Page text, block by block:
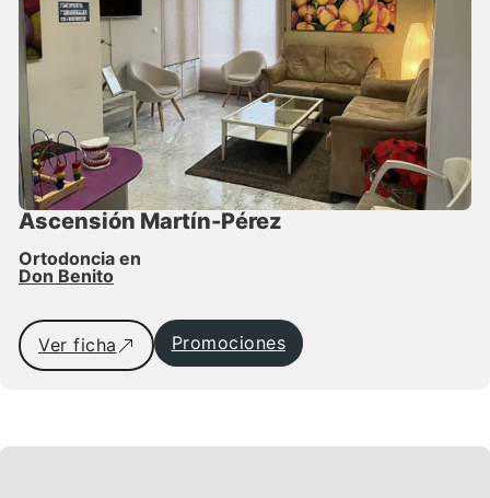
Ascensión Martín-Pérez
Ortodoncia en
Don Benito
Ver ficha Promociones